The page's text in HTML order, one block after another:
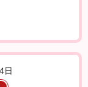
日